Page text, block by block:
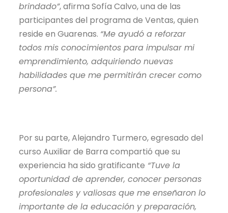
brindado”, afirma Sofía Calvo, una de las
participantes del programa de Ventas, quien
reside en Guarenas. “Me ayudó a reforzar
todos mis conocimientos para impulsar mi
emprendimiento, adquiriendo nuevas
habilidades que me permitirán crecer como
persona”.
Por su parte, Alejandro Turmero, egresado del
curso Auxiliar de Barra compartió que su
experiencia ha sido gratificante “Tuve la
oportunidad de aprender, conocer personas
profesionales y valiosas que me enseñaron lo
importante de la educación y preparación,